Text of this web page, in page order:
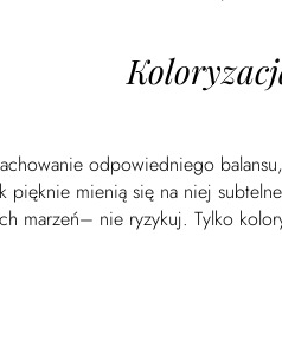
odpowiedniego
mienią się na niej
marzeń– nie ryzykuj. Tylko